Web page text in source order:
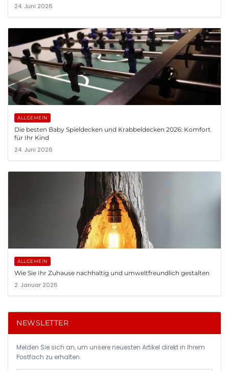
24. Juni 2026
ALLGEMEIN
Die besten Baby Spieldecken und Krabbeldecken 2026: Komfort
für Ihr Kind
24. Juni 2026
ALLGEMEIN
Wie Sie Ihr Zuhause nachhaltig und umweltfreundlich gestalten
2. Januar 2026
NEWSLETTER
Melden Sie sich an, um unsere neuesten Artikel direkt in Ihrem
Postfach zu erhalten.